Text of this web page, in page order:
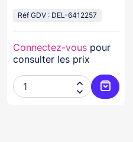
Réf GDV : DEL-6412257
Connectez-vous pour
consulter les prix

